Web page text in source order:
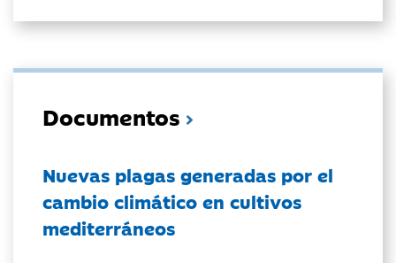
Documentos
Nuevas plagas generadas por el
cambio climático en cultivos
mediterráneos